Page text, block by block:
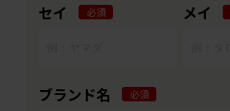
セイ 必須 メイ
ブランド名 必須